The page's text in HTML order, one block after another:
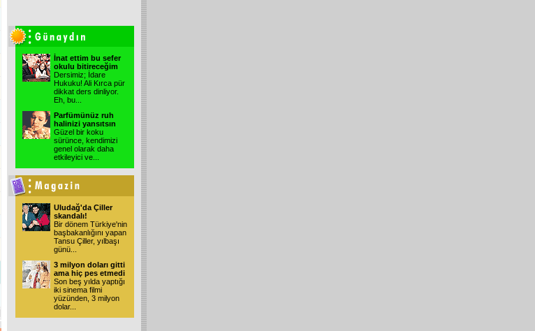
İnat ettim bu sefer
okulu bitireceğim
Dersimiz; İdare
Hukuku! Ali Kırca pür
dikkat ders dinliyor.
Eh, bu
Parfümünüz ruh
halinizi yansıtsın
Güzel bir koku
sürünce, kendimizi
genel olarak daha
etkileyici ve
Uludağ'da Çiller
skandalı!
Bir dönem Türkiye'nin
başbakanlığını yapan
Tansu Çiller, yılbaşı
günü
3 milyon doları gitti
ama hiç pes etmedi
Son beş yılda yaptığı
iki sinema filmi
yüzünden, 3 milyon
dolar...